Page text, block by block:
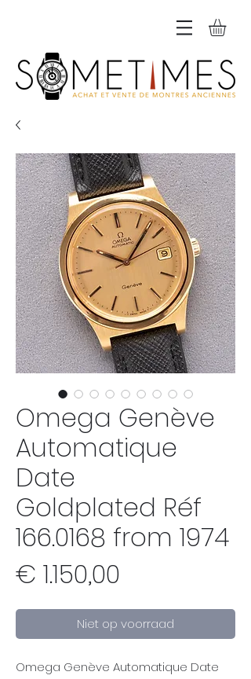
Omega Genève
Automatique
Date
Goldplated Réf
166.0168 from 1974
€ 1.150,00
Niet op voorraad
Omega Genève Automatique Date